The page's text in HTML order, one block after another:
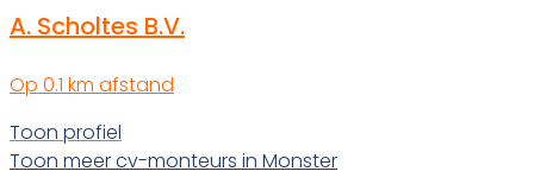
A. Scholtes B.V.
Op 0.1 km afstand
Toon profiel
Toon meer cv-monteurs in Monster